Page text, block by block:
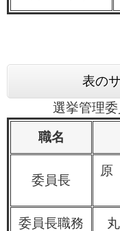
表の
選挙管理
職名
委員長
原
委員長職務